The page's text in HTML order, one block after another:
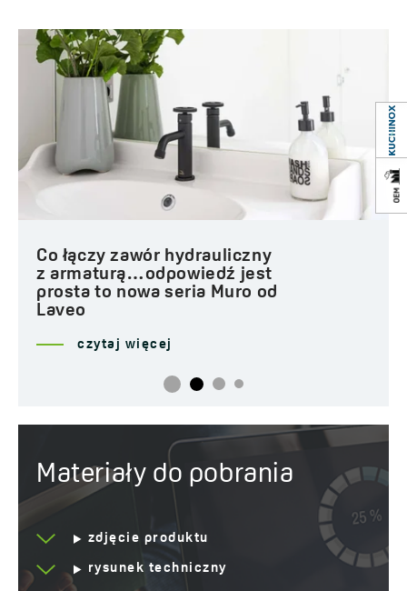
Co łączy zawór hydrauliczny
z armaturą…odpowiedź jest
prosta to nowa seria Muro od
Laveo
czytaj więcej
Materiały do pobrania
zdjęcie produktu
rysunek techniczny